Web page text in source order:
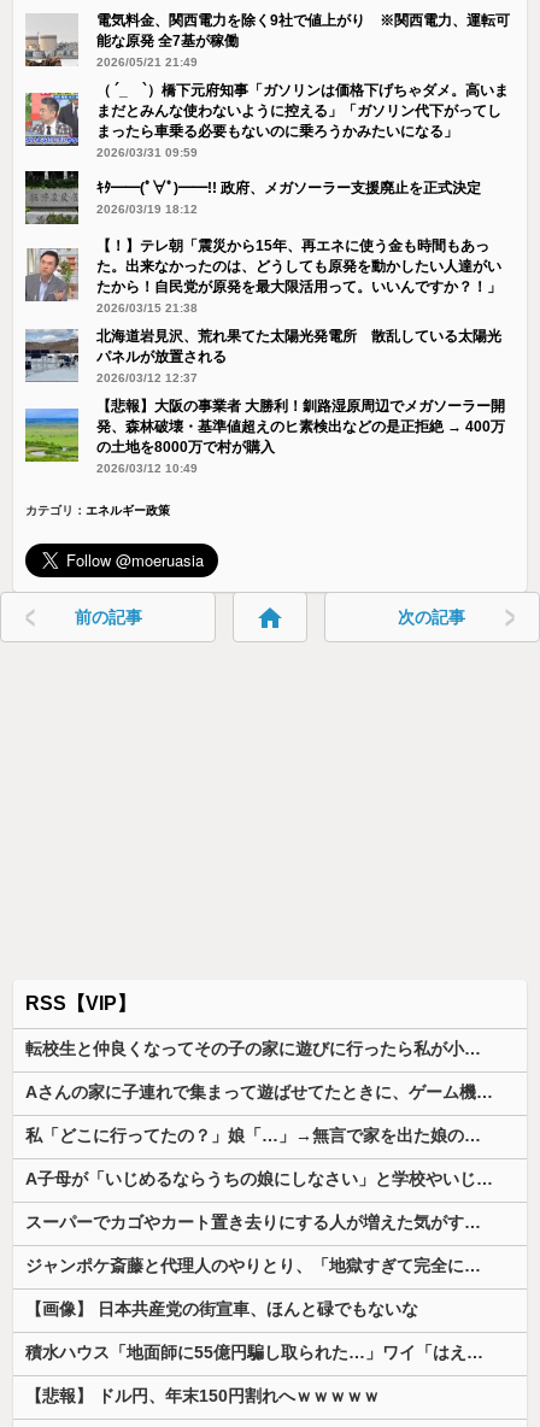
電気料金、関西電力を除く9社で値上がり ※関西電力、運転可
能な原発 全7基が稼働
2026/05/21 21:49
（ ´_ゝ`）橋下元府知事「ガソリンは価格下げちゃダメ。高いま
まだとみんな使わないように控える」「ガソリン代下がってし
まったら車乗る必要もないのに乗ろうかみたいになる」
2026/03/31 09:59
ｷﾀ━━(ﾟ∀ﾟ)━━!! 政府、メガソーラー支援廃止を正式決定
2026/03/19 18:12
【！】テレ朝「震災から15年、再エネに使う金も時間もあっ
た。出来なかったのは、どうしても原発を動かしたい人達がい
たから！自民党が原発を最大限活用って。いいんですか？！」
2026/03/15 21:38
北海道岩見沢、荒れ果てた太陽光発電所 散乱している太陽光
パネルが放置される
2026/03/12 12:37
【悲報】大阪の事業者 大勝利！釧路湿原周辺でメガソーラー開
発、森林破壊・基準値超えのヒ素検出などの是正拒絶 → 400万
の土地を8000万で村が購入
2026/03/12 10:49
カテゴリ： エネルギー政策
前の記事 home 次の記事
RSS【VIP】
転校生と仲良くなってその子の家に遊びに行ったら私が小さい頃に撮った写真があった
Aさんの家に子連れで集まって遊ばせてたときに、ゲーム機が壊れた。親は「誰がやったの？」と犯人探しが始まり...
私「どこに行ってたの？」娘「…」→無言で家を出た娘の日記を見て、隠されていた本音を知ることになり…
A子母が「いじめるならうちの娘にしなさい」と学校やいじめっ子へ言い続けた。それで明るかったA子が声も出さず瞬きだけで返事するように…
スーパーでカゴやカート置き去りにする人が増えた気がする。迷惑だと考えないのか
ジャンポケ斎藤と代理人のやりとり、「地獄すぎて完全にコントになってる……」と衝撃を受ける人が続出中
【画像】 日本共産党の街宣車、ほんと碌でもないな
積水ハウス「地面師に55億円騙し取られた…」ワイ「はえーかわいそう…会社滅茶苦茶やろなぁ」
【悲報】 ドル円、年末150円割れへｗｗｗｗｗ